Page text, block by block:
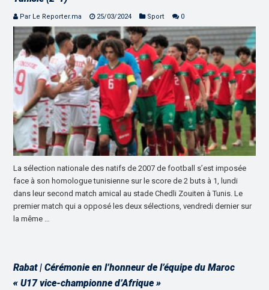
Par Le Reporter.ma 25/03/2024 Sport 0
La sélection nationale des natifs de 2007 de football s’est imposée
face à son homologue tunisienne sur le score de 2 buts à 1, lundi
dans leur second match amical au stade Chedli Zouiten à Tunis. Le
premier match qui a opposé les deux sélections, vendredi dernier sur
la même …
Rabat | Cérémonie en l’honneur de l’équipe du Maroc
« U17 vice-championne d’Afrique »